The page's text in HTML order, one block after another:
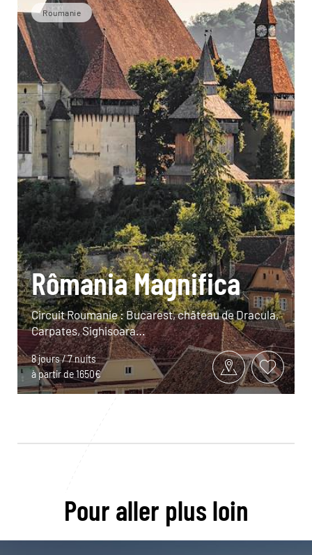
Roumanie
Rômania Magnifica
Circuit Roumanie : Bucarest, château de Dracula,
Carpates, Sighisoara…
8 jours / 7 nuits
à partir de 1650€
Pour aller plus loin